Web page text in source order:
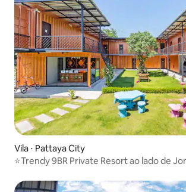
Vila ⋅ Pattaya City
⭐Trendy 9BR Private Resort ao lado de